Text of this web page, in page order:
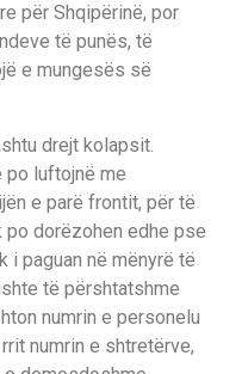
për Shqipërinë, por
të punës, të
e mungesës së
drejt kolapsit.
po luftojnë me
e parë frontit, për të
po dorëzohen edhe pse
i paguan në mënyrë të
të përshtatshme
numrin e personelu
numrin e shtretërve,